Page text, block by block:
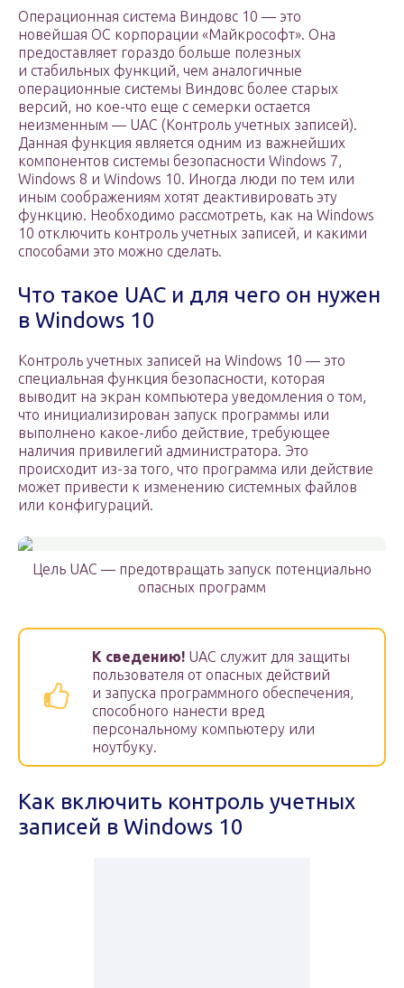
Операционная система Виндовс 10 — это
новейшая ОС корпорации «Майкрософт». Она
предоставляет гораздо больше полезных
и стабильных функций, чем аналогичные
операционные системы Виндовс более старых
версий, но кое-что еще с семерки остается
неизменным — UAC (Контроль учетных записей).
Данная функция является одним из важнейших
компонентов системы безопасности Windows 7,
Windows 8 и Windows 10. Иногда люди по тем или
иным соображениям хотят деактивировать эту
функцию. Необходимо рассмотреть, как на Windows
10 отключить контроль учетных записей, и какими
способами это можно сделать.
Что такое UAC и для чего он нужен
в Windows 10
Контроль учетных записей на Windows 10 — это
специальная функция безопасности, которая
выводит на экран компьютера уведомления о том,
что инициализирован запуск программы или
выполнено какое-либо действие, требующее
наличия привилегий администратора. Это
происходит из-за того, что программа или действие
может привести к изменению системных файлов
или конфигураций.
Цель UAC — предотвращать запуск потенциально
опасных программ
К сведению! UAC служит для защиты
пользователя от опасных действий
и запуска программного обеспечения,
способного нанести вред
персональному компьютеру или
ноутбуку.
Как включить контроль учетных
записей в Windows 10